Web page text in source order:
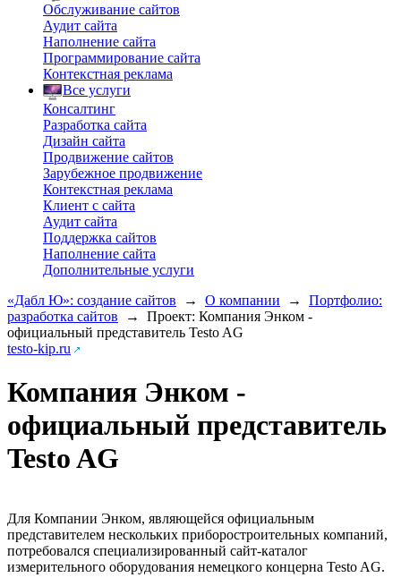
Обслуживание сайтов
Аудит сайта
Наполнение сайта
Программирование сайта
Контекстная реклама
Все услуги
Консалтинг
Разработка сайта
Дизайн сайта
Продвижение сайтов
Зарубежное продвижение
Контекстная реклама
Клиент с сайта
Аудит сайта
Поддержка сайтов
Наполнение сайта
Дополнительные услуги
«Дабл Ю»: создание сайтов
→ О компании →
Портфолио:
разработка сайтов
→
Проект: Компания Энком -
официальный представитель Testo AG
testo-kip.ru
Компания Энком -
официальный представитель
Testo AG
Для Компании Энком, являющейся официальным
представителем нескольких приборостроительных компаний,
потребовался специализированный сайт-каталог
измерительного оборудования немецкого концерна Testo AG.